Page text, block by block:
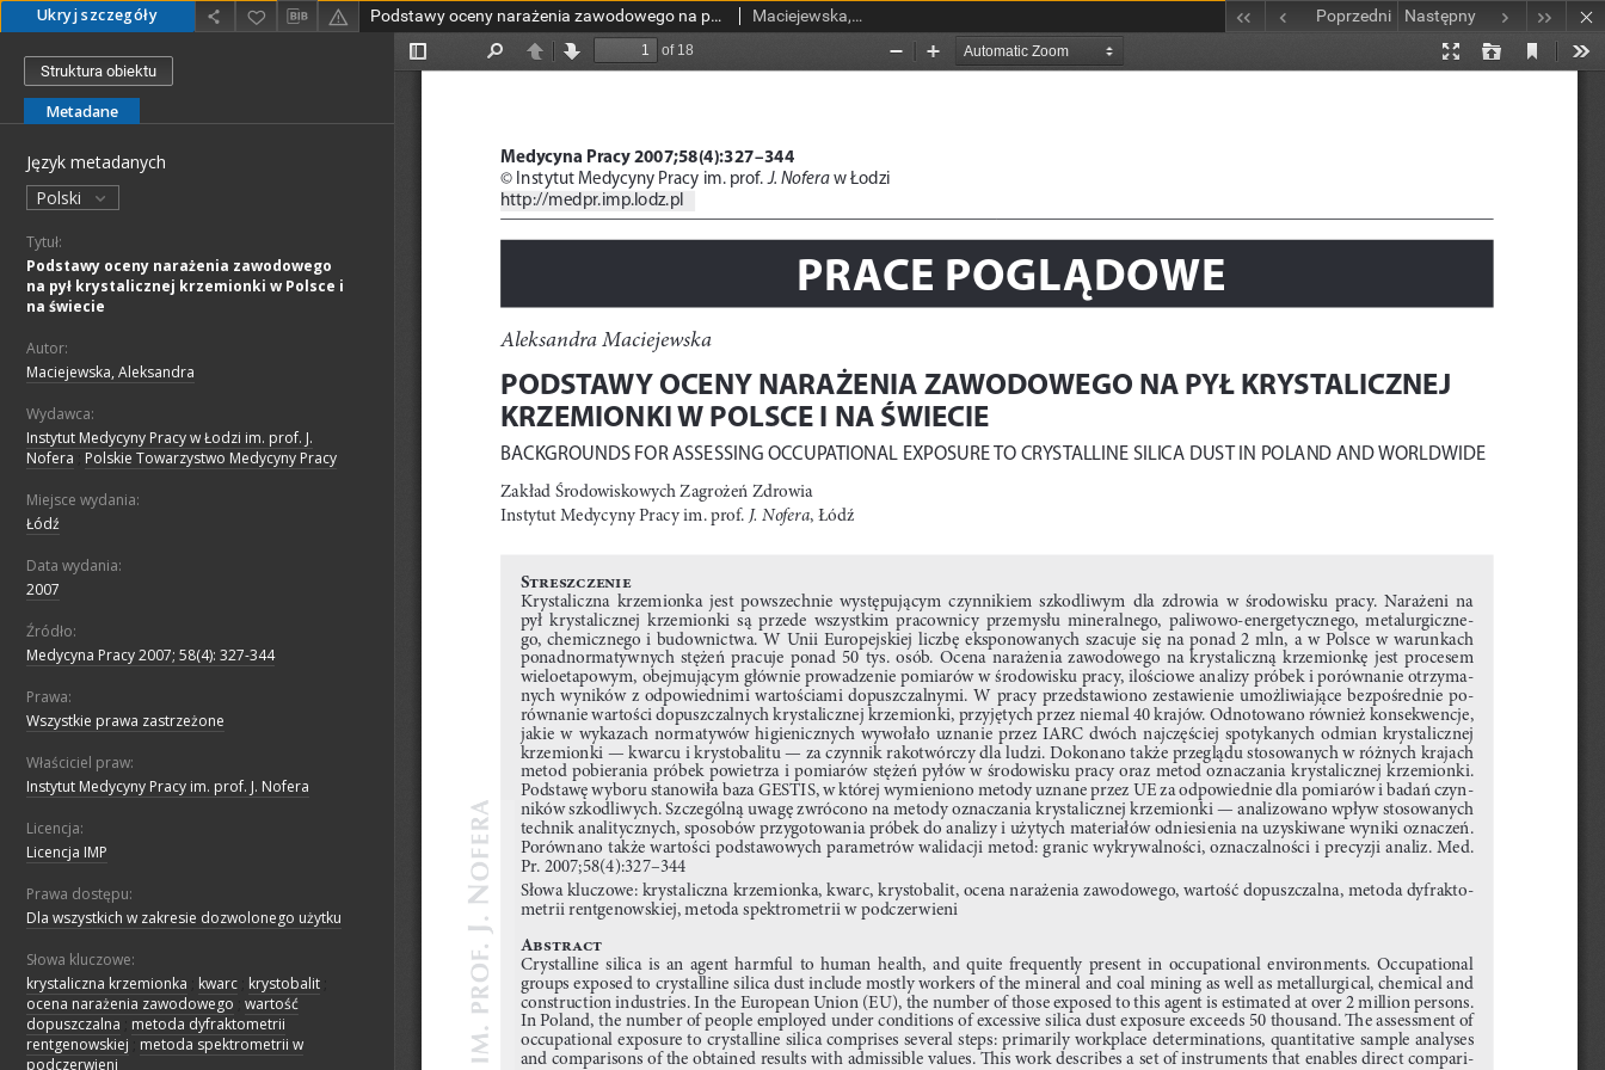
Ukryj szczegóły Podstawy oceny narażenia zawodowego na pył krystalicznej krzemionki w Polsce i na świecie Maciejewska, Aleksandra Poprzedni Następny
Struktura obiektu
Metadane
Język metadanych
Polski
Tytuł:
Podstawy oceny narażenia zawodowego
na pył krystalicznej krzemionki w Polsce i
na świecie
Autor:
Maciejewska, Aleksandra
Wydawca:
Instytut Medycyny Pracy w Łodzi im. prof. J.
Nofera
Polskie Towarzystwo Medycyny Pracy
Miejsce wydania:
Łódź
Data wydania:
2007
Źródło:
Medycyna Pracy 2007; 58(4): 327-344
Prawa:
Wszystkie prawa zastrzeżone
Właściciel praw:
Instytut Medycyny Pracy im. prof. J. Nofera
Licencja:
Licencja IMP
Prawa dostępu:
Dla wszystkich w zakresie dozwolonego użytku
Słowa kluczowe:
krystaliczna krzemionka
kwarc krystobalit
ocena narażenia zawodowego wartość
dopuszczalna
metoda dyfraktometrii
rentgenowskiej
metoda spektrometrii w
podczerwieni